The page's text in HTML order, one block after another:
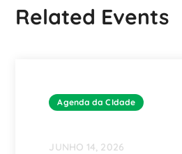
Related Events
Agenda da CIdade
JUNHO 14, 2026